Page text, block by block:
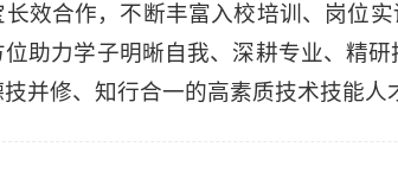
效合作，不断丰富入校培训、岗位
助力学子明晰自我、深耕专业、精
并修、知行合一的高素质技术技能人